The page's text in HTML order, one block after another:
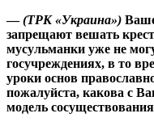
—(ТРК «Украина»)
запрещают вешать
мусульманки уже не
госучреждениях, в то
уроки основ
пожалуйста, какова с
модель